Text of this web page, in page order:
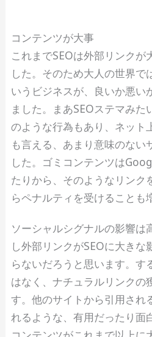
コンテンツが大事
これまでSEOは外部リンクが
した。そのため大人の世界で
いうビジネスが、良いか悪い
ました。まあSEOステマみた
のような行為もあり、ネット
も言える、あまり意味のない
した。ゴミコンテンツは
たりから、そのようなリン
らペナルティを受けることも
ソーシャルシグナルの影響は
し外部リンクがSEOに大き
らないだろうと思います。す
はなく、ナチュラルリンクの
す。他のサイトから引用され
れるような、有用だったり面